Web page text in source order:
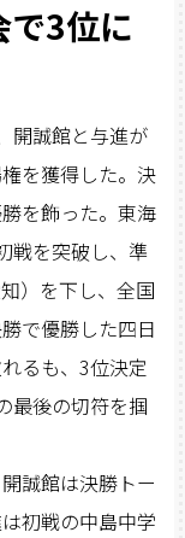
で3位に
開誠館と与進が
を獲得した。決
を飾った。東海
戦を突破し、準
）を下し、全国
で優勝した四日
るも、3位決定
最後の切符を掴
誠館は決勝トー
初戦の中島中学